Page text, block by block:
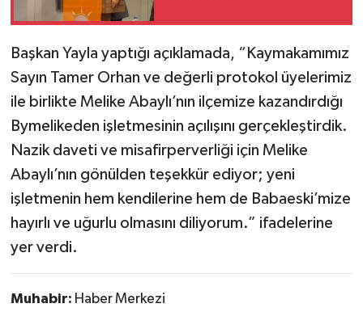
Başkan Yayla yaptığı açıklamada, “Kaymakamımız
Sayın Tamer Orhan ve değerli protokol üyelerimiz
ile birlikte Melike Abaylı’nın ilçemize kazandırdığı
Bymelikeden işletmesinin açılışını gerçekleştirdik.
Nazik daveti ve misafirperverliği için Melike
Abaylı’nın gönülden teşekkür ediyor; yeni
işletmenin hem kendilerine hem de Babaeski’mize
hayırlı ve uğurlu olmasını diliyorum.” ifadelerine
yer verdi.
Muhabir: Haber Merkezi